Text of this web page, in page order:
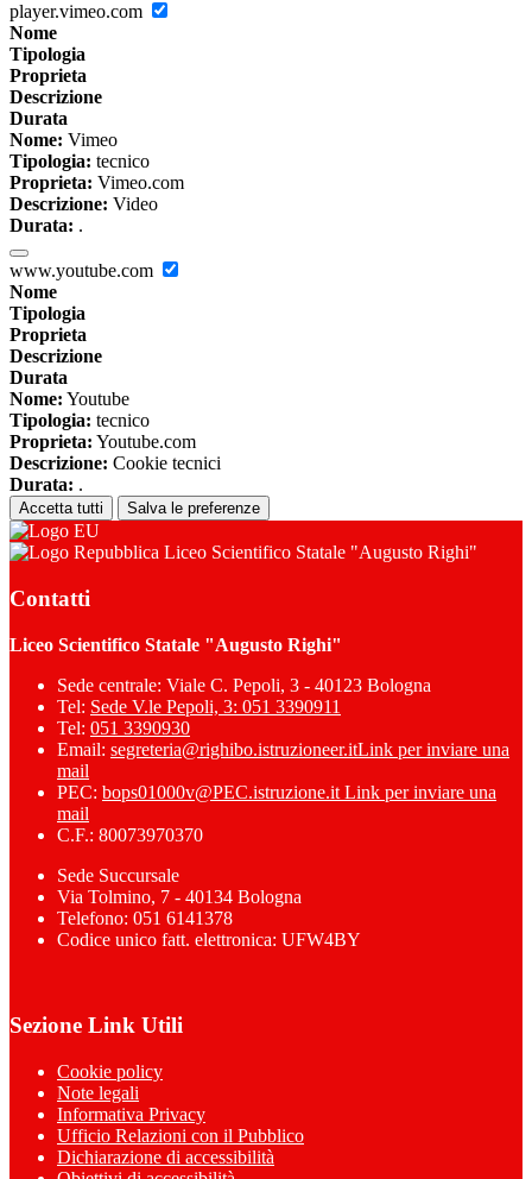
player.vimeo.com
Nome
Tipologia
Proprieta
Descrizione
Durata
Nome: Vimeo
Tipologia: tecnico
Proprieta: Vimeo.com
Descrizione: Video
Durata: .
www.youtube.com
Nome
Tipologia
Proprieta
Descrizione
Durata
Nome: Youtube
Tipologia: tecnico
Proprieta: Youtube.com
Descrizione: Cookie tecnici
Durata: .
Accetta tutti Salva le preferenze
Liceo Scientifico Statale "Augusto Righi"
Contatti
Liceo Scientifico Statale "Augusto Righi"
Sede centrale: Viale C. Pepoli, 3 - 40123 Bologna
Tel: Sede V.le Pepoli, 3: 051 3390911
Tel: 051 3390930
Email: segreteria@righibo.istruzioneer.itLink per inviare una
mail
PEC: bops01000v@PEC.istruzione.it Link per inviare una
mail
C.F.: 80073970370
Sede Succursale
Via Tolmino, 7 - 40134 Bologna
Telefono: 051 6141378
Codice unico fatt. elettronica: UFW4BY
Sezione Link Utili
Cookie policy
Note legali
Informativa Privacy
Ufficio Relazioni con il Pubblico
Dichiarazione di accessibilità